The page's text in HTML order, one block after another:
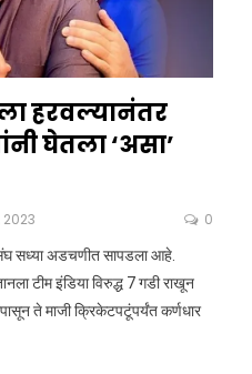
हरवल्यानंतर
घेतला ‘असा’
0
सध्या अडचणीत सापडला आहे.
टीम इंडिया विरुद्ध 7 गडी राखून
ते माजी क्रिकेटपटूंपर्यंत कर्णधार